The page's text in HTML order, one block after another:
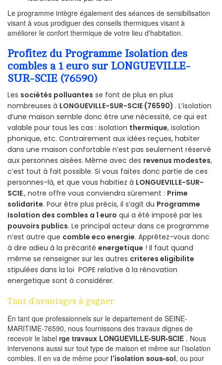
Le programme intègre également des séances de sensibilisation
visant à vous prodiguer des conseils thermiques visant à
améliorer le confort thermique de votre lieu d'habitation.
Profitez du Programme Isolation des
combles a 1 euro sur LONGUEVILLE-
SUR-SCIE (76590)
Les sociétés polluantes se font de plus en plus
nombreuses à LONGUEVILLE-SUR-SCIE (76590) . L’isolation
d’une maison semble donc être une nécessité, ce qui est
valable pour tous les cas : isolation thermique, isolation
phonique, etc. Contrairement aux idées reçues, habiter
dans une maison confortable n’est pas seulement réservé
aux personnes aisées. Même avec des revenus modestes,
c’est tout à fait possible. Si vous faites donc partie de ces
personnes-là, et que vous habitiez à LONGUEVILLE-SUR-
SCIE, notre offre vous conviendra sûrement : Prime
solidarite. Pour être plus précis, il s’agit du Programme
Isolation des combles a 1 euro qui a été imposé par les
pouvoirs publics. Le principal acteur dans ce programme
n’est autre que comble eco energie. Apprêtez-vous donc
à dire adieu à la précarité energetique ! Il faut quand
même se renseigner sur les autres criteres eligibilite
stipulées dans la loi POPE relative à la rénovation
energetique sont à considérer.
Tant d’avantages à gagner
En tant que professionnels sur le departement de SEINE-
MARITIME-76590, nous fournissons des travaux dignes de
recevoir le label rge travaux LONGUEVILLE-SUR-SCIE . Nous
intervenons aussi sur tout type de maison et même sur l’isolation
combles. Il en va de même pour l’isolation sous-sol, ou pour